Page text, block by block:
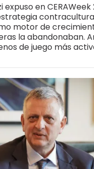
expuso en
motor de
la abandonaban.
de juego más